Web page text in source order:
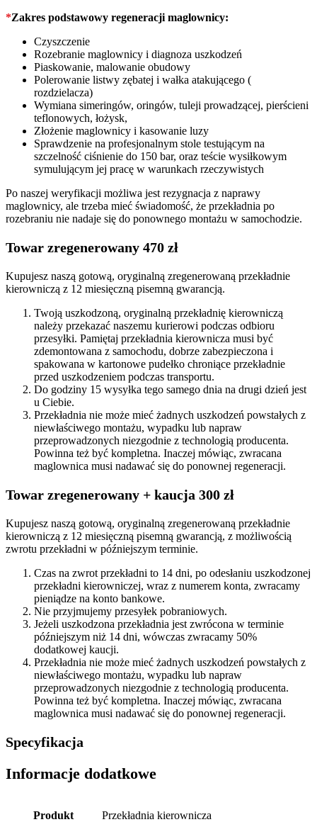
*Zakres podstawowy regeneracji maglownicy:
Czyszczenie
Rozebranie maglownicy i diagnoza uszkodzeń
Piaskowanie, malowanie obudowy
Polerowanie listwy zębatej i wałka atakującego (
rozdzielacza)
Wymiana simeringów, oringów, tuleji prowadzącej, pierścieni
teflonowych, łożysk,
Złożenie maglownicy i kasowanie luzy
Sprawdzenie na profesjonalnym stole testującym na
szczelność ciśnienie do 150 bar, oraz teście wysiłkowym
symulującym jej pracę w warunkach rzeczywistych
Po naszej weryfikacji możliwa jest rezygnacja z naprawy
maglownicy, ale trzeba mieć świadomość, że przekładnia po
rozebraniu nie nadaje się do ponownego montażu w samochodzie.
Towar zregenerowany 470 zł
Kupujesz naszą gotową, oryginalną zregenerowaną przekładnie
kierowniczą z 12 miesięczną pisemną gwarancją.
Twoją uszkodzoną, oryginalną przekładnię kierowniczą
należy przekazać naszemu kurierowi podczas odbioru
przesyłki. Pamiętaj przekładnia kierownicza musi być
zdemontowana z samochodu, dobrze zabezpieczona i
spakowana w kartonowe pudełko chroniące przekładnie
przed uszkodzeniem podczas transportu.
Do godziny 15 wysyłka tego samego dnia na drugi dzień jest
u Ciebie.
Przekładnia nie może mieć żadnych uszkodzeń powstałych z
niewłaściwego montażu, wypadku lub napraw
przeprowadzonych niezgodnie z technologią producenta.
Powinna też być kompletna. Inaczej mówiąc, zwracana
maglownica musi nadawać się do ponownej regeneracji.
Towar zregenerowany + kaucja 300 zł
Kupujesz naszą gotową, oryginalną zregenerowaną przekładnie
kierowniczą z 12 miesięczną pisemną gwarancją, z możliwością
zwrotu przekładni w późniejszym terminie.
Czas na zwrot przekładni to 14 dni, po odesłaniu uszkodzonej
przekładni kierowniczej, wraz z numerem konta, zwracamy
pieniądze na konto bankowe.
Nie przyjmujemy przesyłek pobraniowych.
Jeżeli uszkodzona przekładnia jest zwrócona w terminie
późniejszym niż 14 dni, wówczas zwracamy 50%
dodatkowej kaucji.
Przekładnia nie może mieć żadnych uszkodzeń powstałych z
niewłaściwego montażu, wypadku lub napraw
przeprowadzonych niezgodnie z technologią producenta.
Powinna też być kompletna. Inaczej mówiąc, zwracana
maglownica musi nadawać się do ponownej regeneracji.
Specyfikacja
Informacje dodatkowe
Produkt Przekładnia kierownicza